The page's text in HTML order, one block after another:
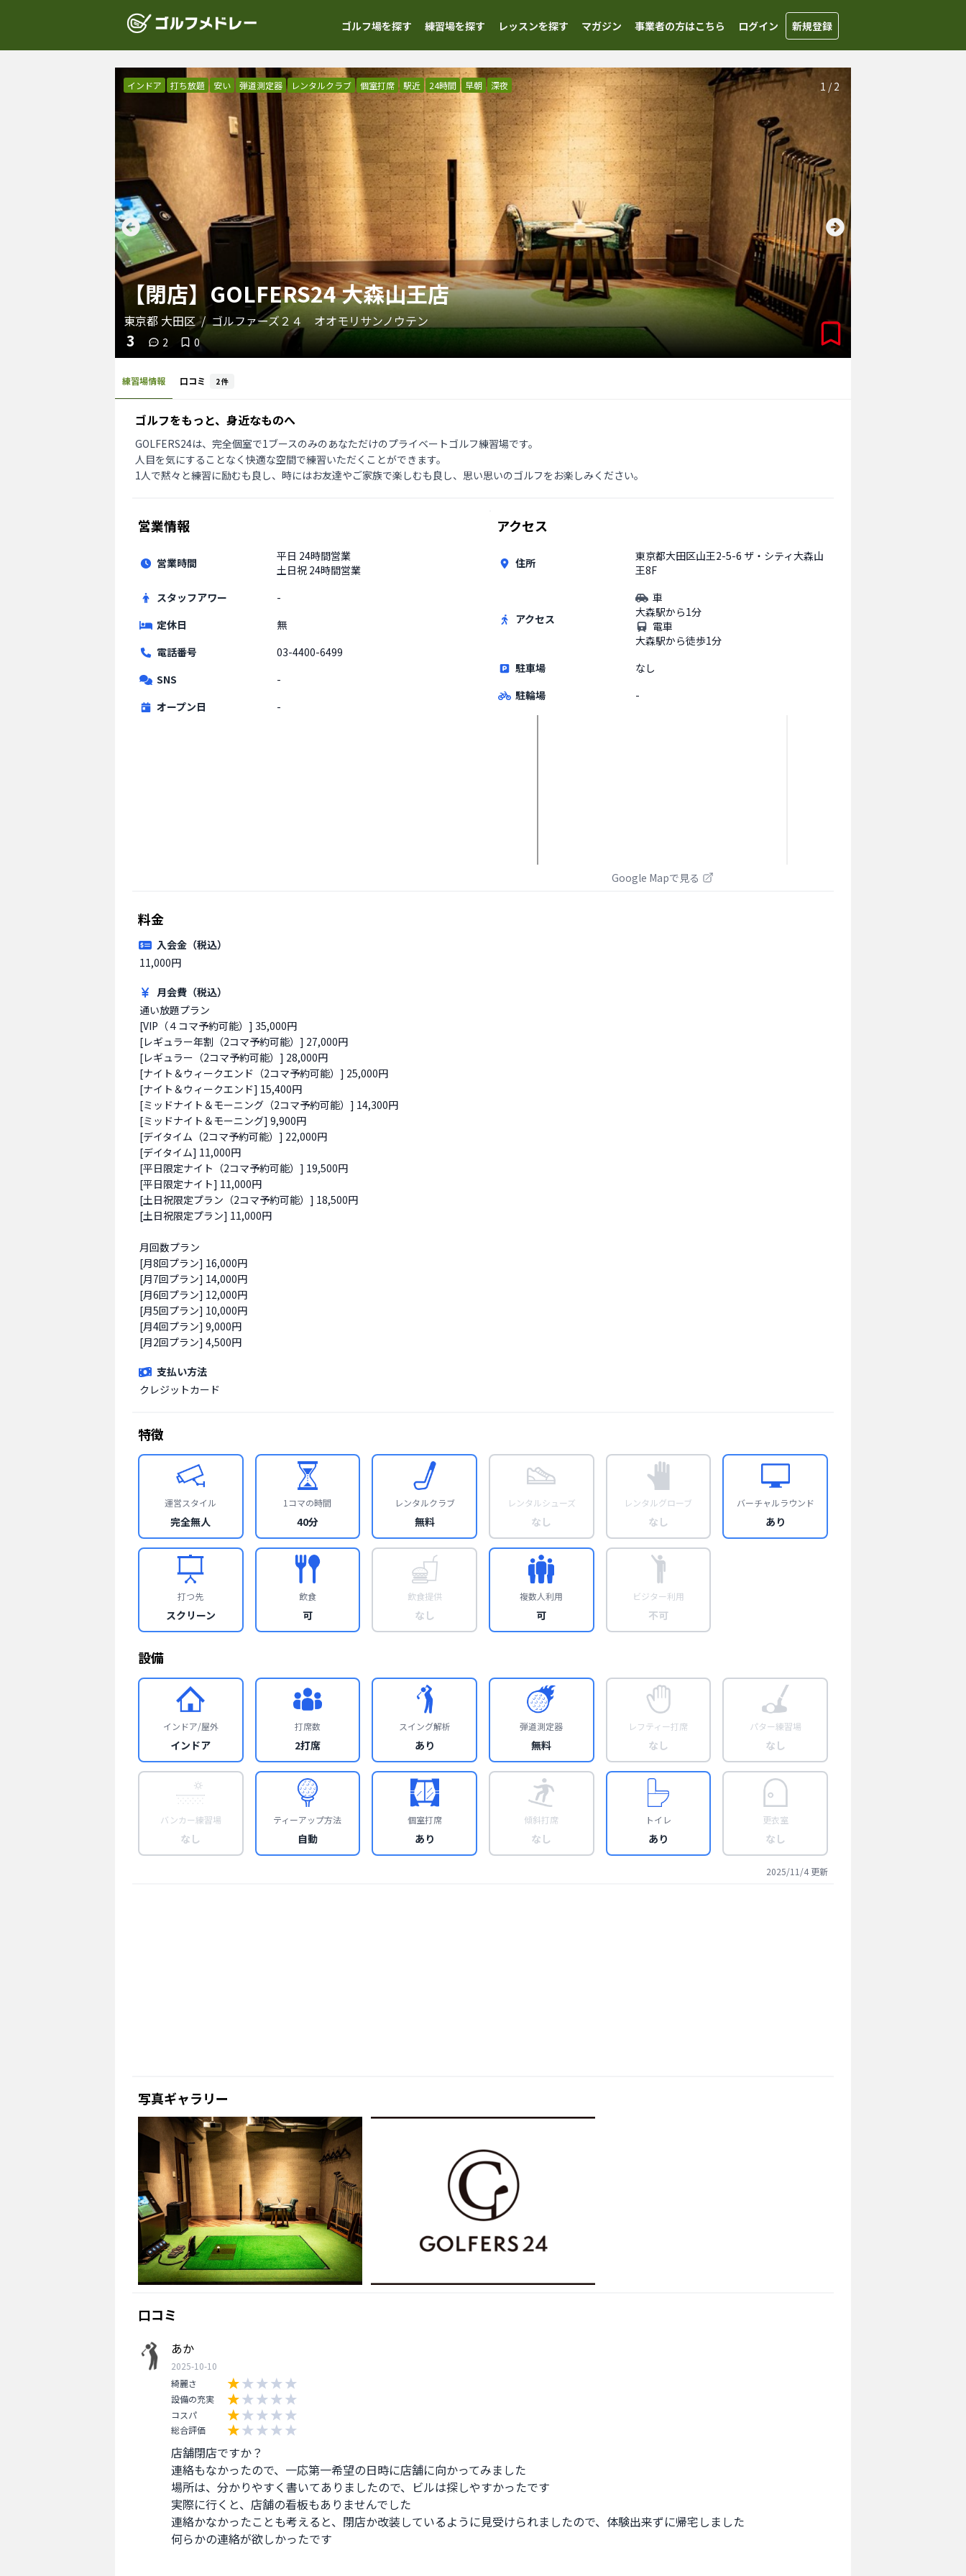
ゴルフ場を探す 練習場を探す レッスンを探す マガジン 事業者の方はこちら ログイン 新規登録
1 /2
インドア 打ち放題 安い 弾道測定器 レンタルクラブ 個室打席 駅近 24時間 早朝 深夜
【閉店】GOLFERS24 大森山王店
東京都 大田区 / ゴルファーズ２４ オオモリサンノウテン
3 2 0
練習場情報 口コミ 2件
ゴルフをもっと、身近なものへ
GOLFERS24は、完全個室で1ブースのみのあなただけのプライベートゴルフ練習場です。
人目を気にすることなく快適な空間で練習いただくことができます。
1人で黙々と練習に励むも良し、時にはお友達やご家族で楽しむも良し、思い思いのゴルフをお楽しみください。
営業情報
営業時間 平日 24時間営業
土日祝 24時間営業
スタッフアワー
-
定休日
無
電話番号
03-4400-6499
SNS
-
オープン日
-
アクセス
住所
東京都大田区山王2-5-6 ザ・シティ大森山
王8F
アクセス
車
大森駅から1分
電車
大森駅から徒歩1分
駐車場
なし
駐輪場
-
Google Mapで見る
料金
入会金（税込）
11,000円
月会費（税込）
通い放題プラン
[VIP（４コマ予約可能）] 35,000円
[レギュラー年割（2コマ予約可能）] 27,000円
[レギュラー（2コマ予約可能）] 28,000円
[ナイト＆ウィークエンド（2コマ予約可能）] 25,000円
[ナイト＆ウィークエンド] 15,400円
[ミッドナイト＆モーニング（2コマ予約可能）] 14,300円
[ミッドナイト＆モーニング] 9,900円
[デイタイム（2コマ予約可能）] 22,000円
[デイタイム] 11,000円
[平日限定ナイト（2コマ予約可能）] 19,500円
[平日限定ナイト] 11,000円
[土日祝限定プラン（2コマ予約可能）] 18,500円
[土日祝限定プラン] 11,000円
月回数プラン
[月8回プラン] 16,000円
[月7回プラン] 14,000円
[月6回プラン] 12,000円
[月5回プラン] 10,000円
[月4回プラン] 9,000円
[月2回プラン] 4,500円
支払い方法
クレジットカード
特徴
運営スタイル
完全無人
1コマの時間
40分
レンタルクラブ
無料
レンタルシューズ
なし
レンタルグローブ
なし
バーチャルラウンド
あり
打つ先
スクリーン
飲食
可
飲食提供
なし
複数人利用
可
ビジター利用
不可
設備
インドア/屋外
インドア
打席数
2打席
スイング解析
あり
弾道測定器
無料
レフティー打席
なし
パター練習場
なし
バンカー練習場
なし
ティーアップ方法
自動
個室打席
あり
傾斜打席
なし
トイレ
あり
更衣室
なし
2025/11/4 更新
写真ギャラリー
口コミ
あか
2025-10-10
綺麗さ
設備の充実
コスパ
総合評価
店舗閉店ですか？
連絡もなかったので、一応第一希望の日時に店舗に向かってみました
場所は、分かりやすく書いてありましたので、ビルは探しやすかったです
実際に行くと、店舗の看板もありませんでした
連絡かなかったことも考えると、閉店か改装しているように見受けられましたので、体験出来ずに帰宅しました
何らかの連絡が欲しかったです